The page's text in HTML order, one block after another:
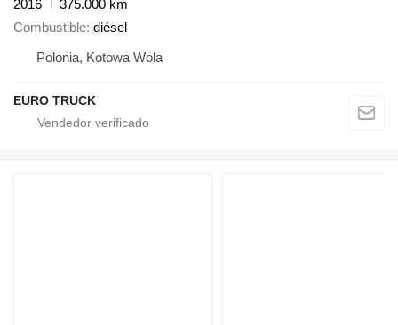
2016
375.000 km
Combustible diésel
Polonia, Kotowa Wola
EURO TRUCK